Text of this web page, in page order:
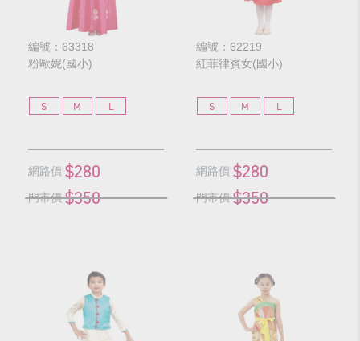
編號：63318
粉歐妮(國小)
S M L
網路價 $280
門市價 $350
編號：62219
紅菲律賓女(國小)
S M L
網路價 $280
門市價 $350